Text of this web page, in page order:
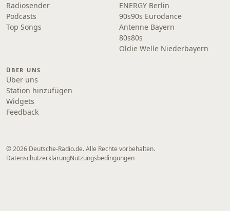
Radiosender
Podcasts
Top Songs
ENERGY Berlin
90s90s Eurodance
Antenne Bayern
80s80s
Oldie Welle Niederbayern
ÜBER UNS
Über uns
Station hinzufügen
Widgets
Feedback
© 2026 Deutsche-Radio.de. Alle Rechte vorbehalten.
DatenschutzerklärungNutzungsbedingungen